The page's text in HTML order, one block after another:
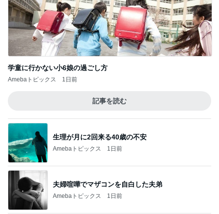
学童に行かない小6娘の過ごし方
Amebaトピックス 1日前
記事を読む
生理が月に2回来る40歳の不安
Amebaトピックス 1日前
夫婦喧嘩でマザコンを自白した夫弟
Amebaトピックス 1日前